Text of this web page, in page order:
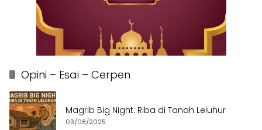
Opini – Esai – Cerpen
Magrib Big Night: Riba di Tanah Leluhur
03/08/2025